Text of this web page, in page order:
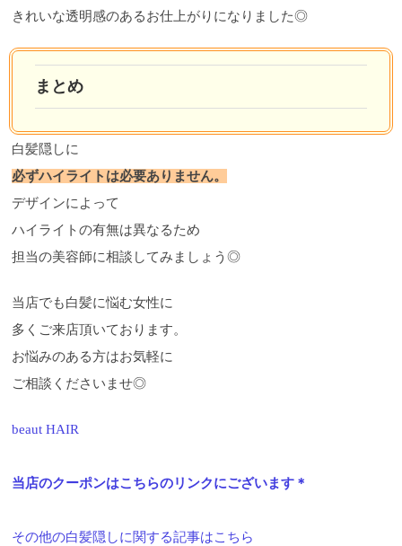
きれいな透明感のあるお仕上がりになりました◎
まとめ
白髪隠しに
必ずハイライトは必要ありません。
デザインによって
ハイライトの有無は異なるため
担当の美容師に相談してみましょう◎
当店でも白髪に悩む女性に
多くご来店頂いております。
お悩みのある方はお気軽に
ご相談くださいませ◎
beaut HAIR
当店のクーポンはこちらのリンクにございます＊
その他の白髪隠しに関する記事はこちら